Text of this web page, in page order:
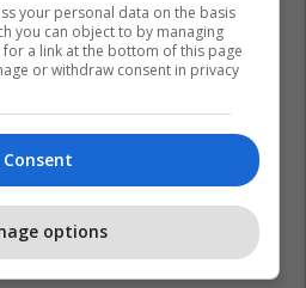
your personal data on the basis
you can object to by managing
a link at the bottom of this page
or withdraw consent in privacy
Consent
options